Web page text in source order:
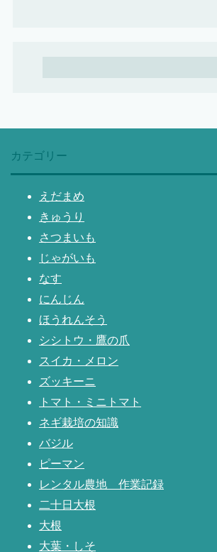
カテゴリー
えだまめ
きゅうり
さつまいも
じゃがいも
なす
にんじん
ほうれんそう
シシトウ・鷹の爪
スイカ・メロン
ズッキーニ
トマト・ミニトマト
ネギ栽培の知識
バジル
ピーマン
レンタル農地 作業記録
二十日大根
大根
大葉・しそ